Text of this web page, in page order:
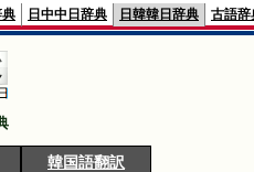
典 日中中日辞典 日韓韓日辞典 古語辞
韓国語翻訳